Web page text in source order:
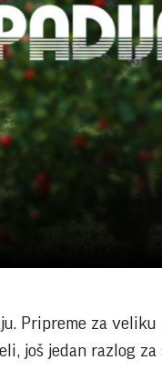
Pripreme za
još jedan razlog za